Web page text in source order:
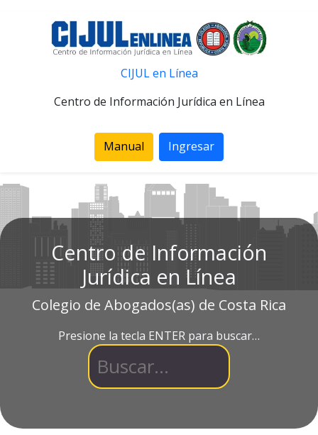
CIJUL en Línea
Centro de Información Jurídica en Línea
Manual Ingresar
Centro de Información
Jurídica en Línea
Colegio de Abogados(as) de Costa Rica
Presione la tecla ENTER para buscar…